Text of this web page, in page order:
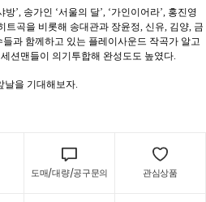
’, 송가인 ‘서울의 달’, ‘가인이어라’, 홍진영
트곡을 비롯해 송대관과 장윤정, 신유, 김양, 금
과 함께하고 있는 플레이사운드 작곡가 알고
션맨들이 의기투합해 완성도도 높였다.
날을 기대해보자.
도매/대량/공구문의 관심상품